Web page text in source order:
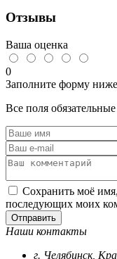
DIN
А2
нерж
сталь
Отзывы
Ваша оценка
0
Заполните форму ниже
Все поля
Сохранить моё
последующих моих
Отправить
Наши контакты
г. Челябинск,